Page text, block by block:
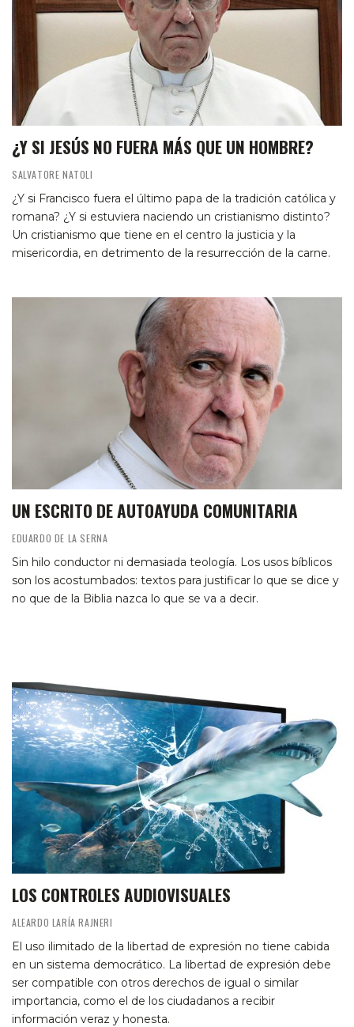
¿Y SI JESÚS NO FUERA MÁS QUE UN HOMBRE?
SALVATORE NATOLI
¿Y si Francisco fuera el último papa de la tradición católica y
romana? ¿Y si estuviera naciendo un cristianismo distinto?
Un cristianismo que tiene en el centro la justicia y la
misericordia, en detrimento de la resurrección de la carne.
UN ESCRITO DE AUTOAYUDA COMUNITARIA
EDUARDO DE LA SERNA
Sin hilo conductor ni demasiada teología. Los usos bíblicos
son los acostumbados: textos para justificar lo que se dice y
no que de la Biblia nazca lo que se va a decir.
LOS CONTROLES AUDIOVISUALES
ALEARDO LARÍA RAJNERI
El uso ilimitado de la libertad de expresión no tiene cabida
en un sistema democrático. La libertad de expresión debe
ser compatible con otros derechos de igual o similar
importancia, como el de los ciudadanos a recibir
información veraz y honesta.